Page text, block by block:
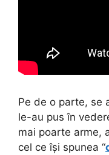
Pe de o parte, se
le-au pus în
mai poarte arme,
cel ce își spunea “